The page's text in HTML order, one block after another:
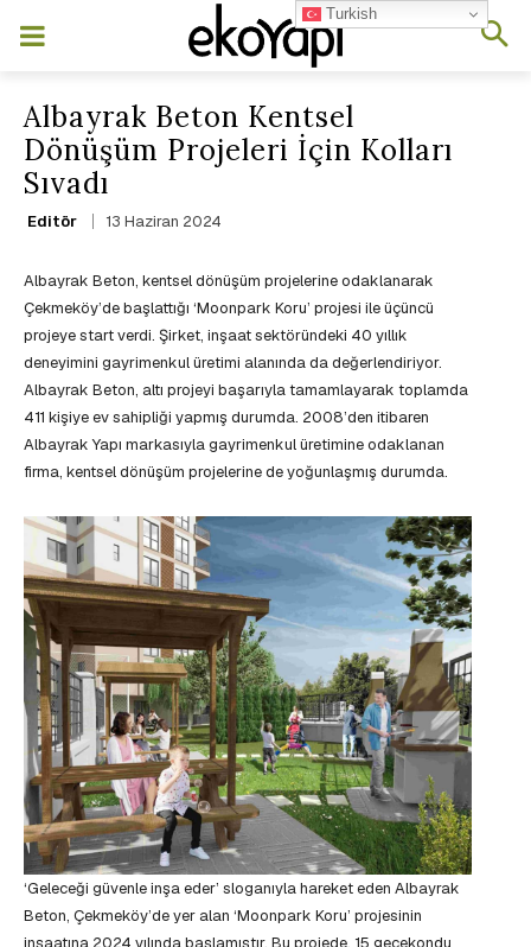
Albayrak Beton Kentsel
Dönüşüm Projeleri İçin Kolları
Sıvadı
Editör 13 Haziran 2024
Albayrak Beton, kentsel dönüşüm projelerine odaklanarak
Çekmeköy’de başlattığı ‘Moonpark Koru’ projesi ile üçüncü
projeye start verdi. Şirket, inşaat sektöründeki 40 yıllık
deneyimini gayrimenkul üretimi alanında da değerlendiriyor.
Albayrak Beton, altı projeyi başarıyla tamamlayarak toplamda
411 kişiye ev sahipliği yapmış durumda. 2008’den itibaren
Albayrak Yapı markasıyla gayrimenkul üretimine odaklanan
firma, kentsel dönüşüm projelerine de yoğunlaşmış durumda.
‘Geleceği güvenle inşa eder’ sloganıyla hareket eden Albayrak
Beton, Çekmeköy’de yer alan ‘Moonpark Koru’ projesinin
Turkish